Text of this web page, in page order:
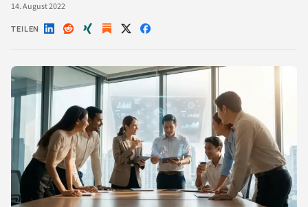
14. August 2022
TEILEN Auf Auf Auf Auf Auf